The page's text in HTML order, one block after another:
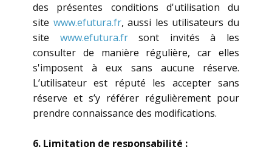
des présentes conditions d'utilisation du
site www.efutura.fr, aussi les utilisateurs du
site www.efutura.frsont invités à les
consulter de manière régulière, car elles
s'imposent à eux sans aucune réserve.
L’utilisateur est réputé les accepter sans
réserve et s’y référer régulièrement pour
prendre connaissance des modifications.
6. Limitation de responsabilité :